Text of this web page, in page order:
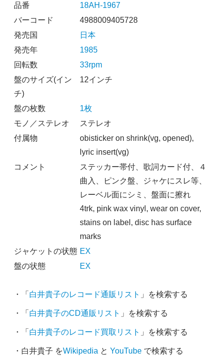
品番
18AH-1967
バーコード
4988009405728
発売国
日本
発売年
1985
回転数
33rpm
盤のサイズ(イン
チ)
12インチ
盤の枚数
1枚
モノ／ステレオ
ステレオ
付属物
obisticker on shrink(vg, opened),
lyric insert(vg)
コメント
ステッカー帯付、歌詞カード付、４
曲入、ピンク盤、ジャケにスレ等、
レーベル面にシミ、盤面に擦れ
4trk, pink wax vinyl, wear on cover,
stains on label, disc has surface
marks
ジャケットの状態 EX
盤の状態
EX
・「 白井貴子のレコード通販リスト 」を検索する
・「 白井貴子のCD通販リスト 」を検索する
・「 白井貴子のレコード買取リスト 」を検索する
・白井貴子 をWikipedia と YouTubeで検索する